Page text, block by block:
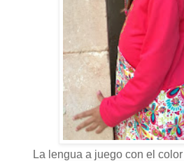
La lengua a juego con el